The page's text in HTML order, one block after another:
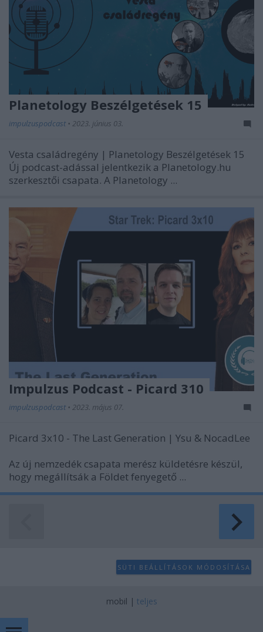
Planetology Beszélgetések 15
impulzuspodcast • 2023. június 03.
Vesta családregény | Planetology Beszélgetések 15
Új podcast-adással jelentkezik a Planetology.hu
szerkesztői csapata. A Planetology ...
Impulzus Podcast - Picard 310
impulzuspodcast • 2023. május 07.
Picard 3x10 - The Last Generation | Ysu & NocadLee
Az új nemzedék csapata merész küldetésre készül,
hogy megállítsák a Földet fenyegető ...
SÜTI BEÁLLÍTÁSOK MÓDOSÍTÁSA
mobil | teljes